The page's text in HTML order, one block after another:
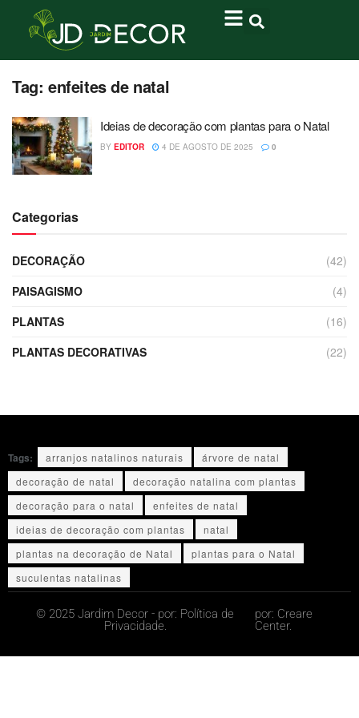
Tag: enfeites de natal
Ideias de decoração com plantas para o Natal
BY EDITOR 4 DE AGOSTO DE 2025 0
Categorias
DECORAÇÃO
(42)
PAISAGISMO
(4)
PLANTAS
(16)
PLANTAS DECORATIVAS
(22)
Tags: arranjos natalinos naturais
árvore de natal
decoração de natal
decoração natalina com plantas
decoração para o natal
enfeites de natal
ideias de decoração com plantas
natal
plantas na decoração de Natal
plantas para o Natal
suculentas natalinas
© 2025 Jardim Decor - por: Política de
Privacidade.
por: Creare
Center.